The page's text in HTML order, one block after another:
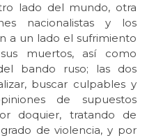
lado del mundo, otra
nacionalistas y los
a un lado el sufrimiento
muertos, así como
bando ruso; las dos
buscar culpables y
de supuestos
doquier, tratando de
de violencia, y por